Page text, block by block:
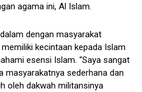
agama ini, Al Islam.
dengan masyarakat
kecintaan kepada Islam
esensi Islam. “Saya sangat
masyarakatnya sederhana dan
oleh dakwah militansinya